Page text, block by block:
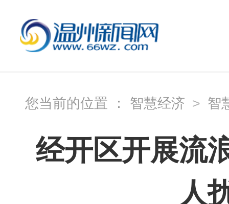
您当前的位置 ： 智慧经济 > 智
经开区开展流
人